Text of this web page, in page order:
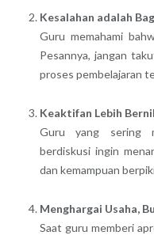
Kesalahan adalah
Guru memahami
Pesannya, jangan
proses pembelajaran
Keaktifan Lebih
Guru yang sering
berdiskusi ingin
dan kemampuan
Menghargai Usaha,
Saat guru memberi